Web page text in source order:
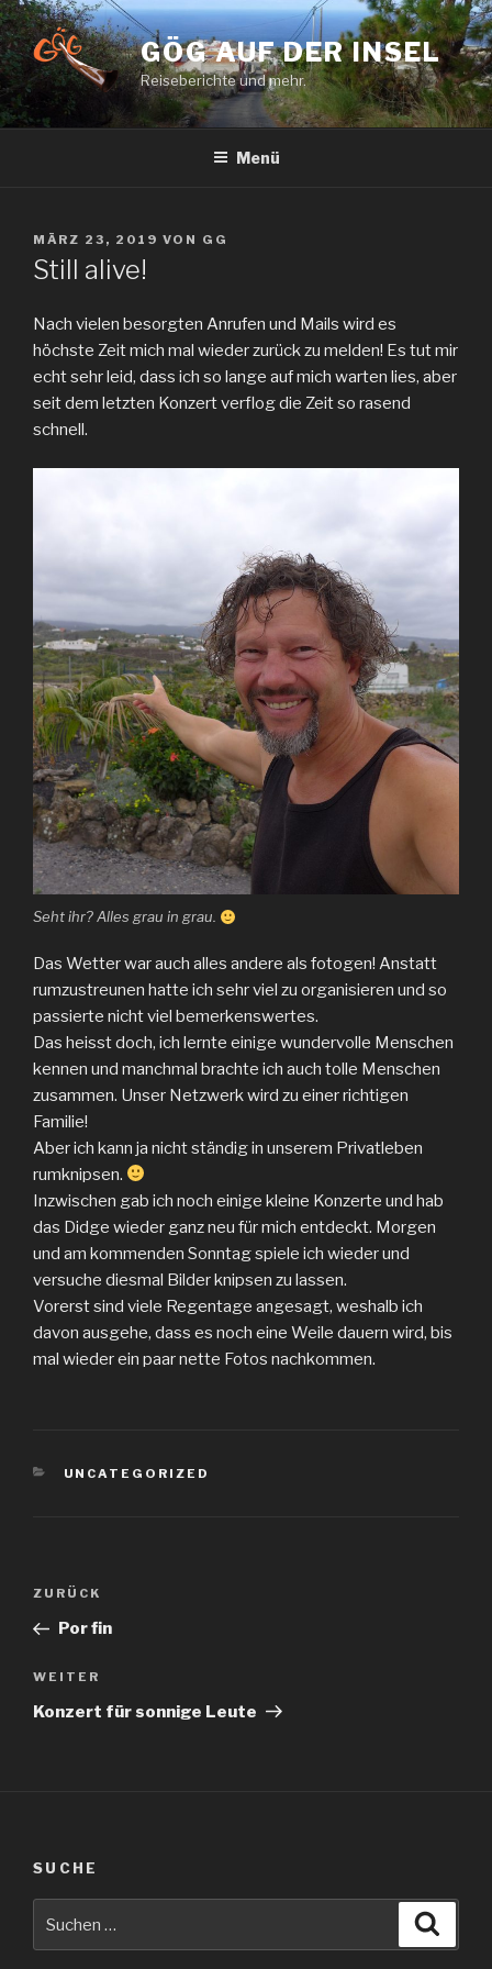
Zum
Inhalt
springen
GÖG AUF DER INSEL
Reiseberichte und mehr.
Menü
VERÖFFENTLICHT
AM
MÄRZ 23, 2019 VON GG
Still alive!
Nach vielen besorgten Anrufen und Mails wird es
höchste Zeit mich mal wieder zurück zu melden! Es tut mir
echt sehr leid, dass ich so lange auf mich warten lies, aber
seit dem letzten Konzert verflog die Zeit so rasend
schnell.
Seht ihr? Alles grau in grau.
Das Wetter war auch alles andere als fotogen! Anstatt
rumzustreunen hatte ich sehr viel zu organisieren und so
passierte nicht viel bemerkenswertes.
Das heisst doch, ich lernte einige wundervolle Menschen
kennen und manchmal brachte ich auch tolle Menschen
zusammen. Unser Netzwerk wird zu einer richtigen
Familie!
Aber ich kann ja nicht ständig in unserem Privatleben
rumknipsen.
Inzwischen gab ich noch einige kleine Konzerte und hab
das Didge wieder ganz neu für mich entdeckt. Morgen
und am kommenden Sonntag spiele ich wieder und
versuche diesmal Bilder knipsen zu lassen.
Vorerst sind viele Regentage angesagt, weshalb ich
davon ausgehe, dass es noch eine Weile dauern wird, bis
mal wieder ein paar nette Fotos nachkommen.
KATEGORIEN
UNCATEGORIZED
Beitragsnavigation
Vorheriger
Beitrag
ZURÜCK
Por fin
Nächster
Beitrag
WEITER
Konzert für sonnige Leute
SUCHE
nach: